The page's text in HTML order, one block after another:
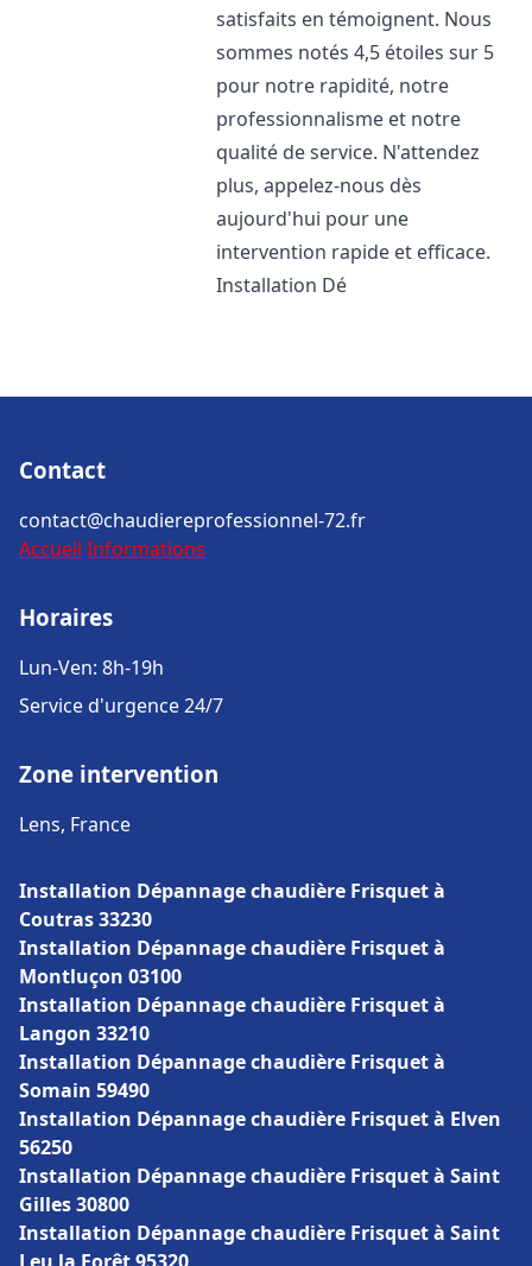
satisfaits en témoignent. Nous
sommes notés 4,5 étoiles sur 5
pour notre rapidité, notre
professionnalisme et notre
qualité de service. N'attendez
plus, appelez-nous dès
aujourd'hui pour une
intervention rapide et efficace.
Installation Dé
Contact
contact@chaudiereprofessionnel-72.fr
Accueil Informations
Horaires
Lun-Ven: 8h-19h
Service d'urgence 24/7
Zone intervention
Lens, France
Installation Dépannage chaudière Frisquet à
Coutras 33230
Installation Dépannage chaudière Frisquet à
Montluçon 03100
Installation Dépannage chaudière Frisquet à
Langon 33210
Installation Dépannage chaudière Frisquet à
Somain 59490
Installation Dépannage chaudière Frisquet à Elven
56250
Installation Dépannage chaudière Frisquet à Saint
Gilles 30800
Installation Dépannage chaudière Frisquet à Saint